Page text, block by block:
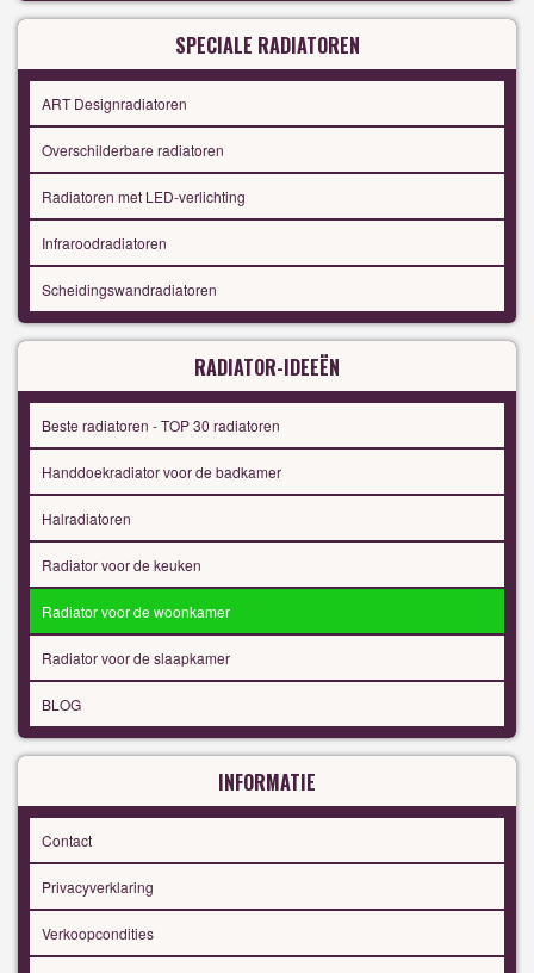
SPECIALE RADIATOREN
ART Designradiatoren
Overschilderbare radiatoren
Radiatoren met LED-verlichting
Infraroodradiatoren
Scheidingswandradiatoren
RADIATOR-IDEEËN
Beste radiatoren - TOP 30 radiatoren
Handdoekradiator voor de badkamer
Halradiatoren
Radiator voor de keuken
Radiator voor de woonkamer
Radiator voor de slaapkamer
BLOG
INFORMATIE
Contact
Privacyverklaring
Verkoopcondities